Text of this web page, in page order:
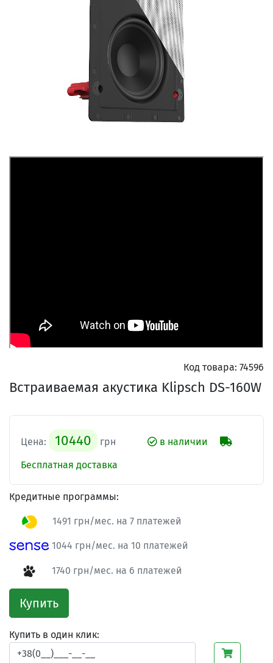
Код товара: 74596
Встраиваемая акустика Klipsch DS-160W
Цена: 10440 грн
в наличии
Бесплатная доставка
Кредитные программы:
1491 грн/мес. на 7 платежей
1044 грн/мес. на 10 платежей
1740 грн/мес. на 6 платежей
Купить
Купить в один клик: